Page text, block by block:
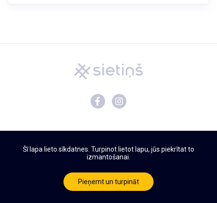
Šī lapa lieto sīkdatnes. Turpinot lietot lapu, jūs piekrītat to
izmantošanai.
Pieņemt un turpināt
Par Sietiņu
Lietošanas noteikumi